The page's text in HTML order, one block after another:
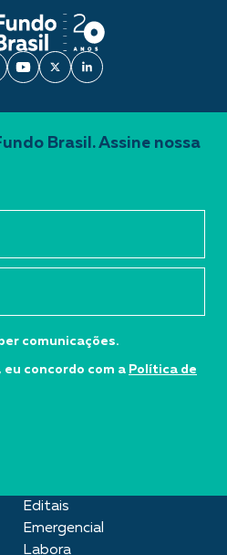
Editais
Emergencial
Labora
Brasil. Assine nossa
comunicações.
concordo com a Política de